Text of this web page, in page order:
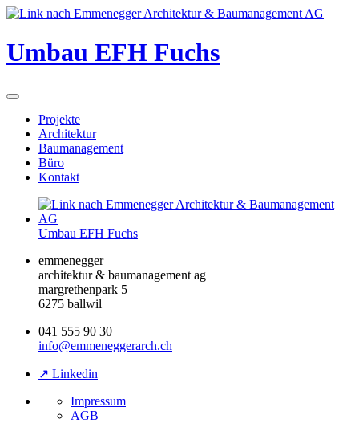
Umbau EFH Fuchs
Projekte
Architektur
Baumanagement
Büro
Kontakt
Umbau EFH Fuchs
emmenegger
architektur & baumanagement ag
margrethenpark 5
6275 ballwil
041 555 90 30
info@emmeneggerarch.ch
↗ Linkedin
Impressum
AGB